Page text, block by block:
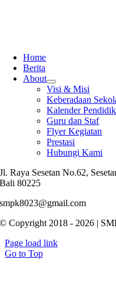
Home
Berita
About
Visi & Misi
Keberadaan
Kalender
Guru dan Staf
Flyer Kegiatan
Prestasi
Hubungi Kami
Jl. Raya Sesetan No.62,
Bali 80225
smpk8023@gmail.com
© Copyright 2018 - 2026 |
Page load link
Go to Top